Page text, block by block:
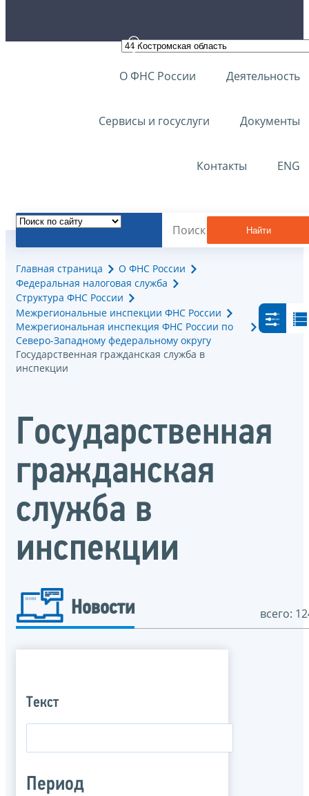
О ФНС России Деятельность
Сервисы и госуслуги Документы
Контакты ENG
Найти
Главная страница
О ФНС России
Федеральная налоговая служба
Структура ФНС России
Межрегиональные инспекции ФНС России
Межрегиональная инспекция ФНС России по
Северо-Западному федеральному округу
Государственная гражданская служба в
инспекции
Государственная
гражданская
служба в
инспекции
Новости всего:
Текст
Период